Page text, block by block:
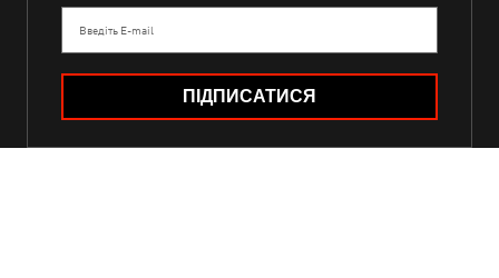
Введіть E-mail
ПІДПИСАТИСЯ